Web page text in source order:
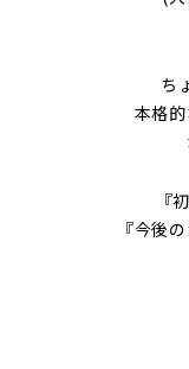
ち
本格
『
『今後